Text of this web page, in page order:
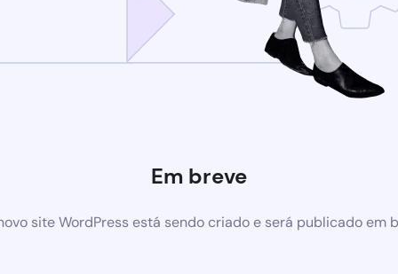
Em breve
site WordPress está sendo criado e será publicado em